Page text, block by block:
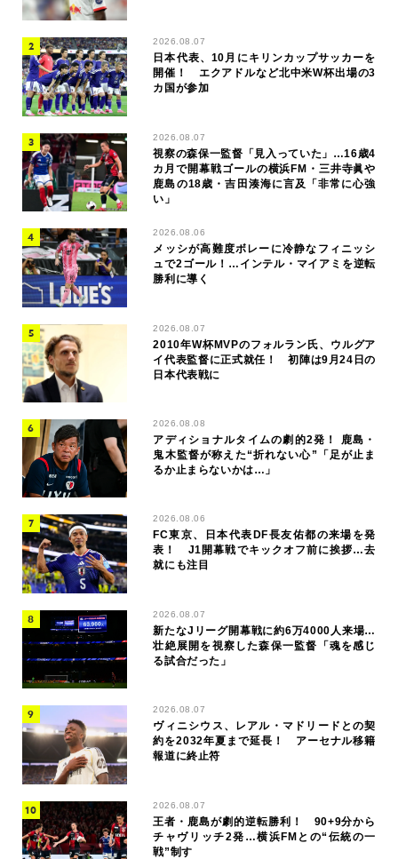
2026.08.07
日本代表、10月にキリンカップサッカーを
開催！ エクアドルなど北中米W杯出場の3
カ国が参加
2026.08.07
視察の森保一監督「見入っていた」…16歳4
カ月で開幕戦ゴールの横浜FM・三井寺眞や
鹿島の18歳・吉田湊海に言及「非常に心強
い」
2026.08.06
メッシが高難度ボレーに冷静なフィニッシ
ュで2ゴール！…インテル・マイアミを逆転
勝利に導く
2026.08.07
2010年W杯MVPのフォルラン氏、ウルグア
イ代表監督に正式就任！ 初陣は9月24日の
日本代表戦に
2026.08.08
アディショナルタイムの劇的2発！ 鹿島・
鬼木監督が称えた“折れない心”「足が止ま
るか止まらないかは…」
2026.08.06
FC東京、日本代表DF長友佑都の来場を発
表！ J1開幕戦でキックオフ前に挨拶…去
就にも注目
2026.08.07
新たなJリーグ開幕戦に約6万4000人来場…
壮絶展開を視察した森保一監督「魂を感じ
る試合だった」
2026.08.07
ヴィニシウス、レアル・マドリードとの契
約を2032年夏まで延長！ アーセナル移籍
報道に終止符
2026.08.07
王者・鹿島が劇的逆転勝利！ 90+9分から
チャヴリッチ2発…横浜FMとの“伝統の一
戦”制す